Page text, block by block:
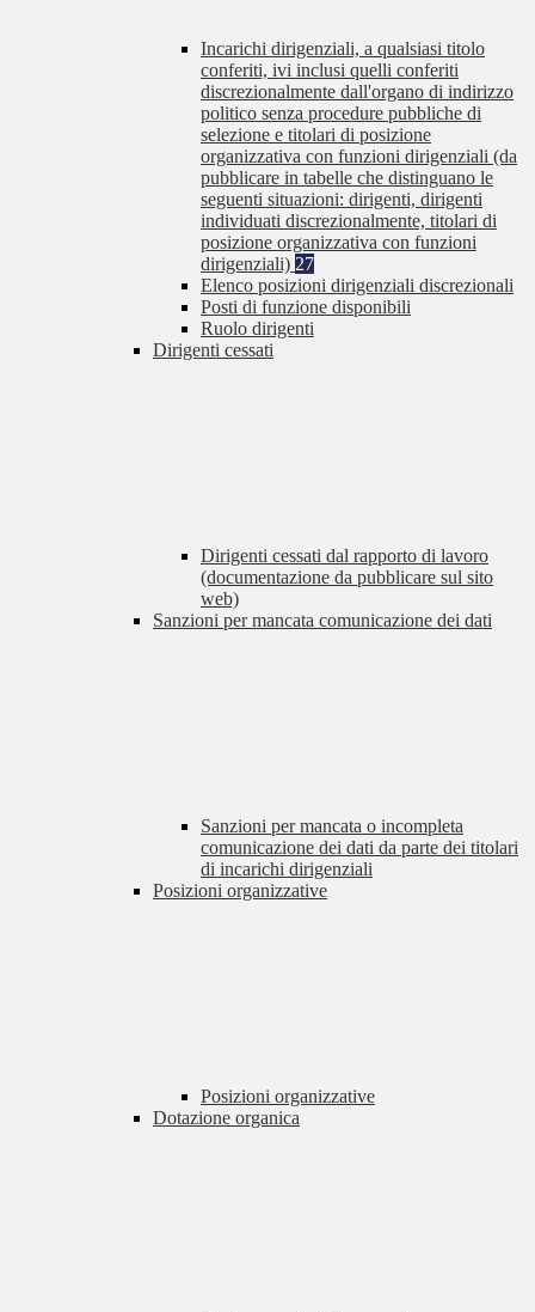
Incarichi dirigenziali, a qualsiasi titolo
conferiti, ivi inclusi quelli conferiti
discrezionalmente dall'organo di indirizzo
politico senza procedure pubbliche di
selezione e titolari di posizione
organizzativa con funzioni dirigenziali (da
pubblicare in tabelle che distinguano le
seguenti situazioni: dirigenti, dirigenti
individuati discrezionalmente, titolari di
posizione organizzativa con funzioni
dirigenziali) 27
Elenco posizioni dirigenziali discrezionali
Posti di funzione disponibili
Ruolo dirigenti
Dirigenti cessati
Dirigenti cessati dal rapporto di lavoro
(documentazione da pubblicare sul sito
web)
Sanzioni per mancata comunicazione dei dati
Sanzioni per mancata o incompleta
comunicazione dei dati da parte dei titolari
di incarichi dirigenziali
Posizioni organizzative
Posizioni organizzative
Dotazione organica